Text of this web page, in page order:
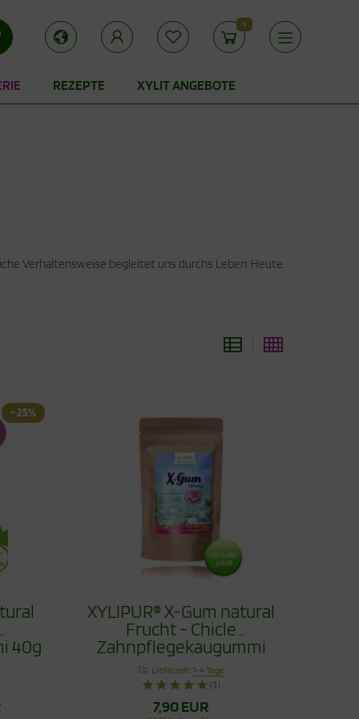
1
REZEPTE XYLIT ANGEBOTE
Verhaltensweise begleitet uns durchs Leben. Heute
40g
- 25%
XYLIPUR® X-Gum natural
Frucht - Chicle
Zahnpflegekaugummi
Vorteilspack 80g
Lieferzeit:1-4 Tage
(1)
7,90 EUR